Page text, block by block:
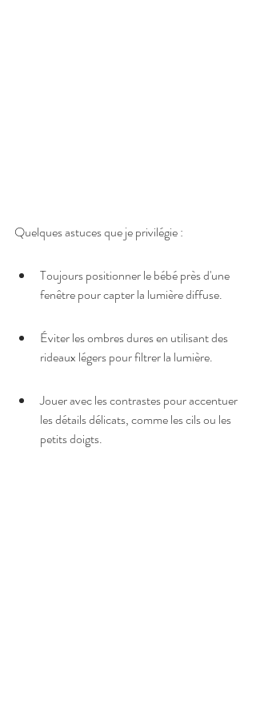
Quelques astuces que je privilégie :
Toujours positionner le bébé près d'une
fenêtre pour capter la lumière diffuse.
Éviter les ombres dures en utilisant des
rideaux légers pour filtrer la lumière.
Jouer avec les contrastes pour accentuer
les détails délicats, comme les cils ou les
petits doigts.